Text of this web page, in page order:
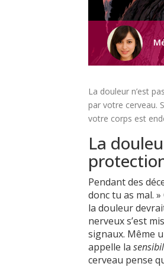
La douleur n’est
par votre cerveau.
votre corps est
La
Pendant des
donc tu as mal.
la douleur
nerveux s’est
signaux. Même
appelle la
cerveau pense